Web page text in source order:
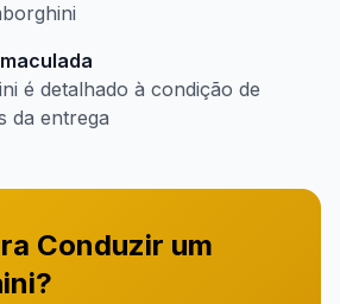
é detalhado à condição de
da entrega
Conduzir um